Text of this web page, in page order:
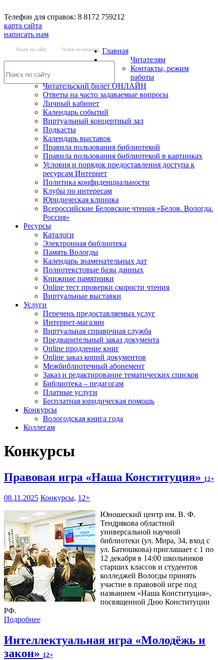
Телефон для справок: 8 8172 759212
карта сайта
написать нам
Поиск по сайту Поиск по каталогу Главная
Читателям
Контакты, режим
работы
Читательский билет ОНЛАЙН
Ответы на часто задаваемые вопросы
Личный кабинет
Календарь событий
Виртуальный концертный зал
Подкасты
Календарь выставок
Правила пользования библиотекой
Правила пользования библиотекой в картинках
Условия и порядок предоставления доступа к
ресурсам Интернет
Политика конфиденциальности
Клубы по интересам
Юридическая клиника
Всероссийские Беловские чтения «Белов. Вологда.
Россия»
Ресурсы
Каталоги
Электронная библиотека
Память Вологды
Календарь знаменательных дат
Полнотекстовые базы данных
Книжные памятники
Online тест проверки скорости чтения
Виртуальные выставки
Услуги
Перечень предоставляемых услуг
Интернет-магазин
Виртуальная справочная служба
Предварительный заказ документа
Online продление книг
Online заказ копий документов
Межбиблиотечный абонемент
Заказ и редактирование тематических списков
Библиотека – педагогам
Платные услуги
Бесплатная юридическая помощь
Конкурсы
Вологодская книга года
Коллегам
Конкурсы
Правовая игра «Наша Конституция» 12+
08.11.2025 Конкурсы, 12+
Юношеский центр им. В. Ф.
Тендрякова областной
универсальной научной
библиотеки (ул. Мира, 34, вход с
ул. Батюшкова) приглашает с 1 по
12 декабря в 14:00 школьников
старших классов и студентов
колледжей Вологды принять
участие в правовой игре под
названием «Наша Конституция»,
посвященной Дню Конституции
РФ.
Подробнее
Интеллектуальная игра «Молодёжь и
закон» 12+